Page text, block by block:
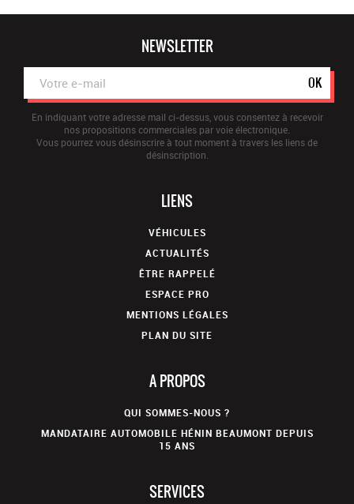
NEWSLETTER
OK
En indiquant votre adresse mail ci-dessus, vous consentez à recevoir
nos propositions commerciales par voie électronique.
Vous pourrez vous désinscrire à tout moment à travers les liens de
désinscription.
LIENS
VÉHICULES
ACTUALITÉS
ÊTRE RAPPELÉ
ESPACE PRO
MENTIONS LÉGALES
PLAN DU SITE
A PROPOS
QUI SOMMES-NOUS ?
MANDATAIRE AUTOMOBILE HÉNIN BEAUMONT DEPUIS
15 ANS
SERVICES